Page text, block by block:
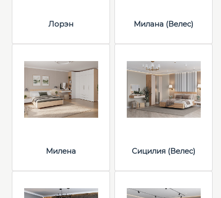
Лорэн Милана (Велес)
Милена Сицилия (Велес)